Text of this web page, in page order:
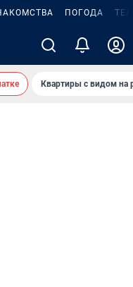
ПОГОДА
Квартиры с видом на